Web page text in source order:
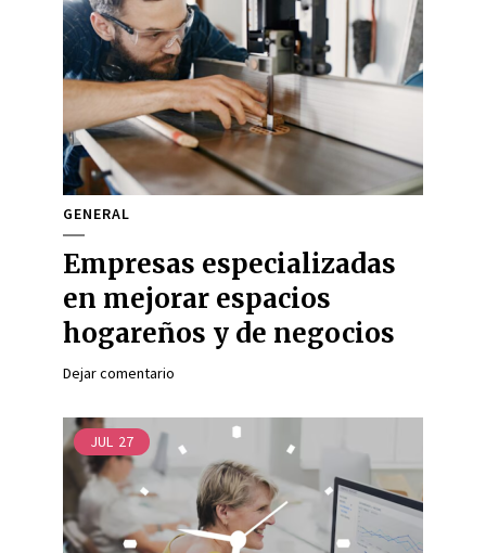
GENERAL
Empresas especializadas
en mejorar espacios
hogareños y de negocios
Dejar comentario
JUL 27